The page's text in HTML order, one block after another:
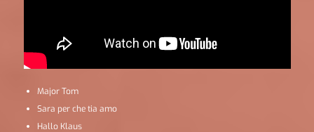
Major Tom
Sara per che tia amo
Hallo Klaus